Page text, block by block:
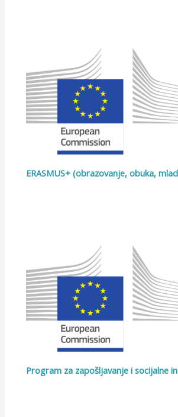
ERASMUS+ (obrazovanje, obuka,
Program za zapošljavanje i socijalne